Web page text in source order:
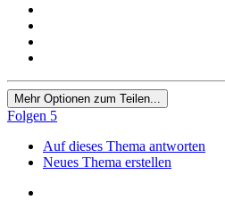
Mehr Optionen zum Teilen...
Folgen 5
Auf dieses Thema antworten
Neues Thema erstellen